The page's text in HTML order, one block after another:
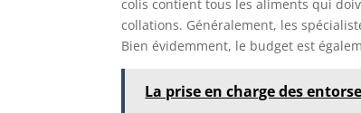
colis contient tous les aliments qui
collations. Généralement, les
Bien évidemment, le budget est
La prise en charge des